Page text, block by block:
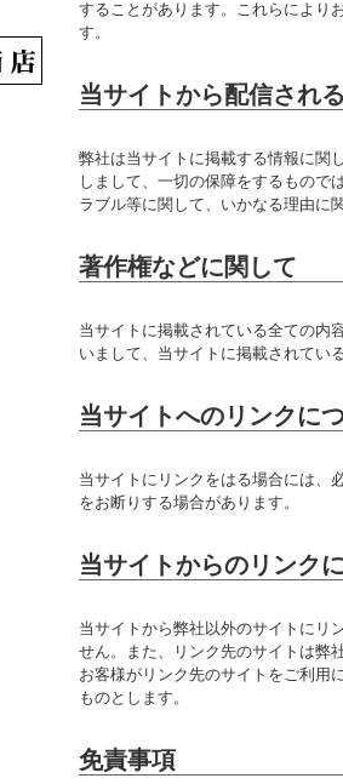
することがあります。これらにより
す。
当サイトから配信され
弊社は当サイトに掲載する情報に関
しまして、一切の保障をするもので
ラブル等に関して、いかなる理由に
著作権などに関して
当サイトに掲載されている全ての内
いまして、当サイトに掲載されてい
当サイトへのリンクに
当サイトにリンクをはる場合には、
をお断りする場合があります。
当サイトからのリンク
当サイトから弊社以外のサイトにリ
せん。また、リンク先のサイトは弊
お客様がリンク先のサイトをご利用
ものとします。
免責事項